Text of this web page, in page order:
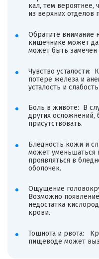
кал, тем вероятнее,
из верхних отделов
Обратите внимание
кишечнике может
может быть
Чувство усталости:
потере железа и
усталость и слабость.
Боль в животе: В
других
присутствовать.
Бледность кожи и
может уменьшаться
проявляться в
оболочек.
Ощущение
Возможно
недостатка
крови.
Тошнота и рвота:
пищеводе может